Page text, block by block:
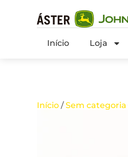
Início Loja
Início /Sem categoria